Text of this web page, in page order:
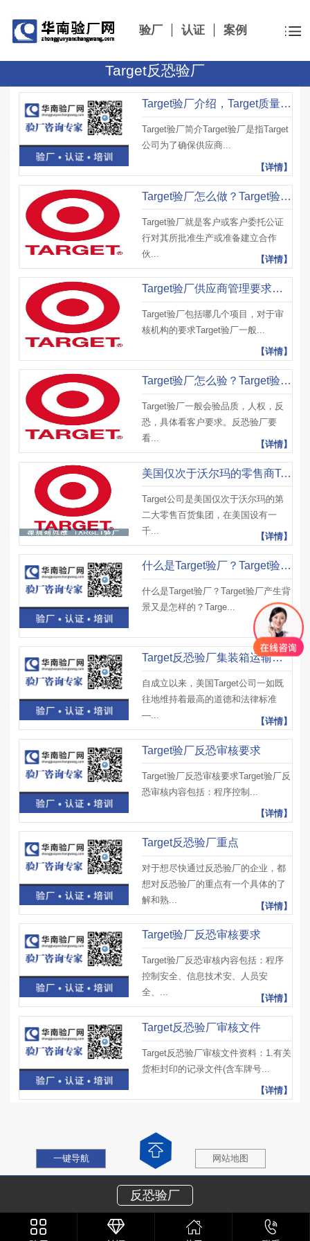
验厂 认证 案例
Target反恐验厂
Target验厂介绍，Target质量验厂要求、QAFA验厂标准及注意事项
Target验厂简介Target验厂是指Target
公司为了确保供应商...
【详情】
Target验厂怎么做？Target验厂审核重点、Target验厂报告等级以及优势
Target验厂就是客户或客户委托公证
行对其所批准生产或准备建立合作
伙...
【详情】
Target验厂供应商管理要求有哪些？那些情况target停用工厂？
Target验厂包括哪几个项目，对于审
核机构的要求Target验厂一般...
【详情】
Target验厂怎么验？Target验厂范围以及审核内容
Target验厂一般会验品质，人权，反
恐，具体看客户要求。反恐验厂要
看...
【详情】
美国仅次于沃尔玛的零售商Target (塔吉特) 验厂2020年宣布接受第三方审核报告
Target公司是美国仅次于沃尔玛的第
二大零售百货集团，在美国设有一
千...
【详情】
什么是Target验厂？Target验厂审核流程怎么样？Target验厂辅导
什么是Target验厂？Target验厂产生背
景又是怎样的？Targe...
【详情】
Target反恐验厂集装箱运输的安全
自成立以来，美国Target公司一如既
往地维持着最高的道德和法律标准
—...
【详情】
Target验厂反恐审核要求
Target验厂反恐审核要求Target验厂反
恐审核内容包括：程序控制...
【详情】
Target反恐验厂重点
对于想尽快通过反恐验厂的企业，都
想对反恐验厂的重点有一个具体的了
解和熟...
【详情】
Target验厂反恐审核要求
Target验厂反恐审核内容包括：程序
控制安全、信息技术安、人员安
全、...
【详情】
Target反恐验厂审核文件
Target反恐验厂审核文件资料：1.有关
货柜封印的记录文件(含车牌号...
【详情】
反恐验厂
一键导航 网站地图